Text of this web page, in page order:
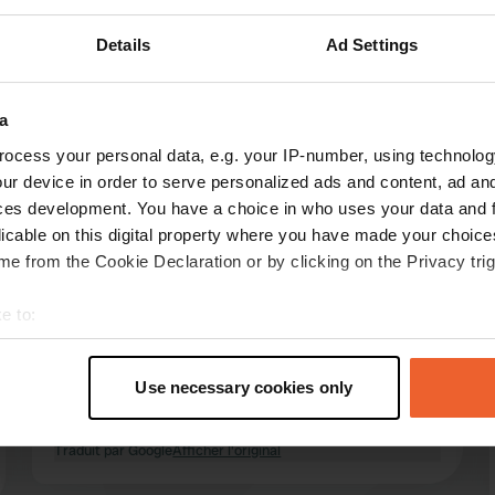
Details Ad Settings
your personal data, e.g. your IP-number, using
device in order to serve personalized ads and content, ad
development. You have a choice in who uses your data and
on this digital property where you have made your
from the Cookie Declaration or by clicking on the Privacy
to:
geographical location which can be accurate to within
personal data is processed and set your preferences in the
content and ads, to provide social media features and to
site with our social media, advertising and analytics
Use necessary cookies only
avis
T TestCase
barrière est levée et il est impossible de payer.
meilleures coordonnées sont : 44.3821003,
6.6577638.
Traduit par GoogleAfficher l'original